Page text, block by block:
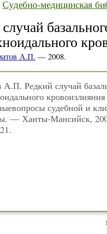
Судебно-медицинская
А.П. — 2008.
А.П. Редкий случай
судебной и
— Ханты-Мансийск,